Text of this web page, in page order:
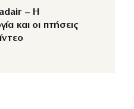
– Η
και οι πτήσεις